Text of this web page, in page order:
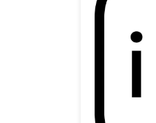
la façon dont
électroniques.
le marché,
que système
Apple tels que